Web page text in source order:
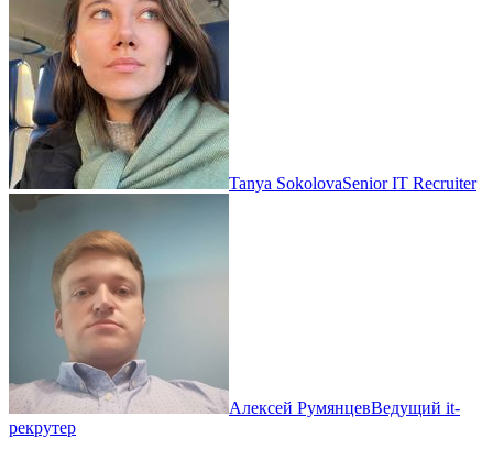
Tanya SokolovaSenior IT Recruiter
Алексей РумянцевВедущий it-
рекрутер